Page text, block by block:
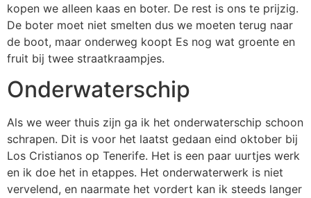
kopen we alleen kaas en boter. De rest is ons te prijzig.
De boter moet niet smelten dus we moeten terug naar
de boot, maar onderweg koopt Es nog wat groente en
fruit bij twee straatkraampjes.
Onderwaterschip
Als we weer thuis zijn ga ik het onderwaterschip schoon
schrapen. Dit is voor het laatst gedaan eind oktober bij
Los Cristianos op Tenerife. Het is een paar uurtjes werk
en ik doe het in etappes. Het onderwaterwerk is niet
vervelend, en naarmate het vordert kan ik steeds langer